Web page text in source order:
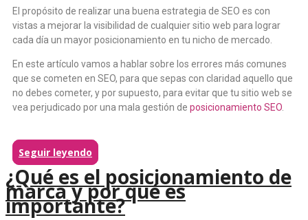
El propósito de realizar una buena estrategia de SEO es con
vistas a mejorar la visibilidad de cualquier sitio web para lograr
cada día un mayor posicionamiento en tu nicho de mercado.
En este artículo vamos a hablar sobre los errores más comunes
que se cometen en SEO, para que sepas con claridad aquello que
no debes cometer, y por supuesto, para evitar que tu sitio web se
vea perjudicado por una mala gestión de posicionamiento SEO.
Seguir leyendo
¿Qué es el posicionamiento de
marca y por qué es
importante?